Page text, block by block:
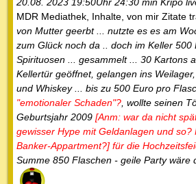
20.08. 2023 19:50Uhr 24:30 min Kripo
MDR Mediathek, Inhalte, von mir Zitate
von Mutter geerbt ... nutzte es es am
zum Glück noch da .. doch im Keller
Spirituosen ... gesammelt ... 30 Kartons
Kellertür geöffnet, gelangen ins
und Whiskey ... bis zu 500 Euro pro
"emotionaler Schaden"?, wollte seinen
Geburtsjahr 2009 [Anm: war da nicht
gewisser Hype mit Geldanlagen und so?
Banker-Appartment?] für die
Summe 850 Flaschen - geile Party wäre